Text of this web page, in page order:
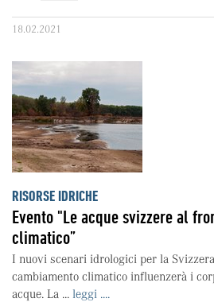
18.02.2021
RISORSE IDRICHE
Evento "Le acque svizzere al
climatico”
I nuovi scenari idrologici per la
cambiamento climatico influenzerà i
acque. La ... leggi ....